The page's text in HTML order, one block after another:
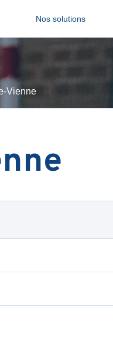
Nos solutions
Vienne